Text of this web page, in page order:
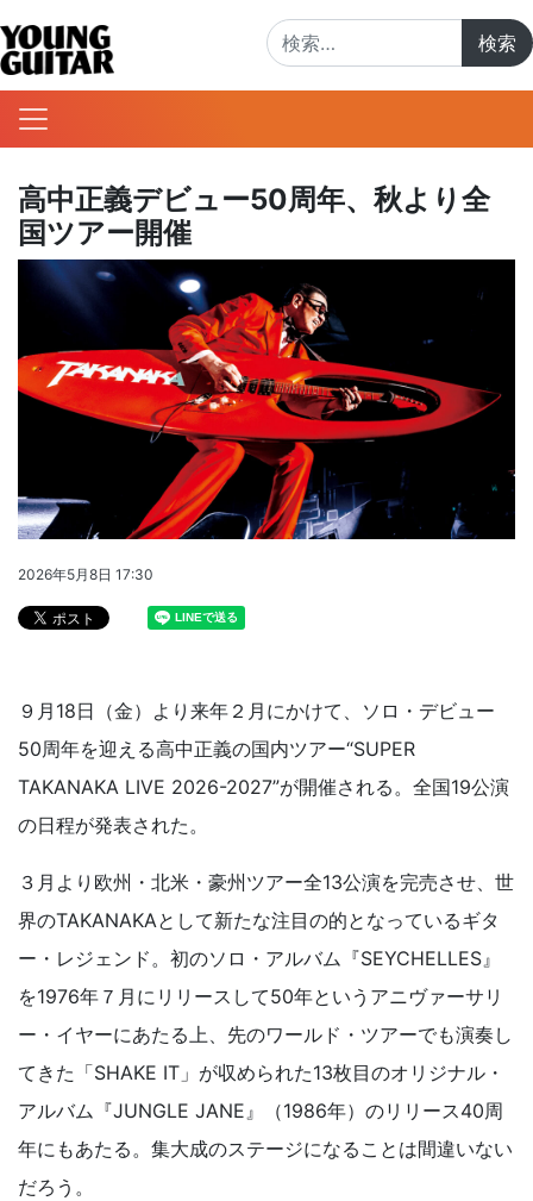
高中正義デビュー50周年、秋より全
国ツアー開催
2026年5月8日 17:30
９月18日（金）より来年２月にかけて、ソロ・デビュー
50周年を迎える高中正義の国内ツアー“SUPER
TAKANAKA LIVE 2026-2027”が開催される。全国19公演
の日程が発表された。
３月より欧州・北米・豪州ツアー全13公演を完売させ、世
界のTAKANAKAとして新たな注目の的となっているギタ
ー・レジェンド。初のソロ・アルバム『SEYCHELLES』
を1976年７月にリリースして50年というアニヴァーサリ
ー・イヤーにあたる上、先のワールド・ツアーでも演奏し
てきた「SHAKE IT」が収められた13枚目のオリジナル・
アルバム『JUNGLE JANE』（1986年）のリリース40周
年にもあたる。集大成のステージになることは間違いない
だろう。